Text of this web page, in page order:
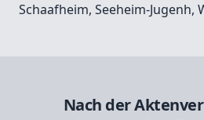
Schaafheim, Seeheim-Jugenh,
Nach der